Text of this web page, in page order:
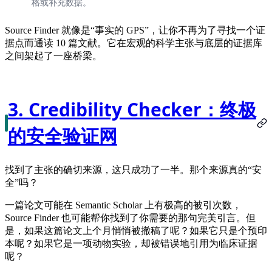
格或补充数据。
Source Finder 就像是“事实的 GPS”，让你不再为了寻找一个证
据点而通读 10 篇文献。它在宏观的科学主张与底层的证据库
之间架起了一座桥梁。
3. Credibility Checker：终极
的安全验证网
找到了主张的确切来源，这只成功了一半。那个来源真的“安
全”吗？
一篇论文可能在 Semantic Scholar 上有极高的被引次数，
Source Finder 也可能帮你找到了你需要的那句完美引言。但
是，如果这篇论文上个月悄悄被撤稿了呢？如果它只是个预印
本呢？如果它是一项动物实验，却被错误地引用为临床证据
呢？